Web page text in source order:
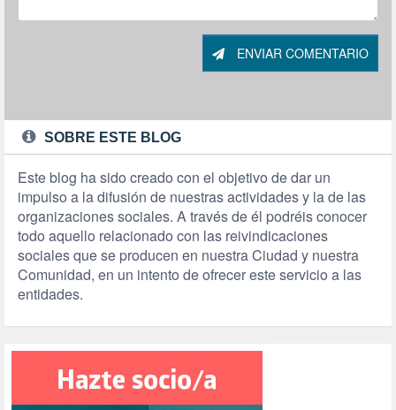
ENVIAR COMENTARIO
SOBRE ESTE BLOG
Este blog ha sido creado con el objetivo de dar un
impulso a la difusión de nuestras actividades y la de las
organizaciones sociales. A través de él podréis conocer
todo aquello relacionado con las reivindicaciones
sociales que se producen en nuestra Ciudad y nuestra
Comunidad, en un intento de ofrecer este servicio a las
entidades.